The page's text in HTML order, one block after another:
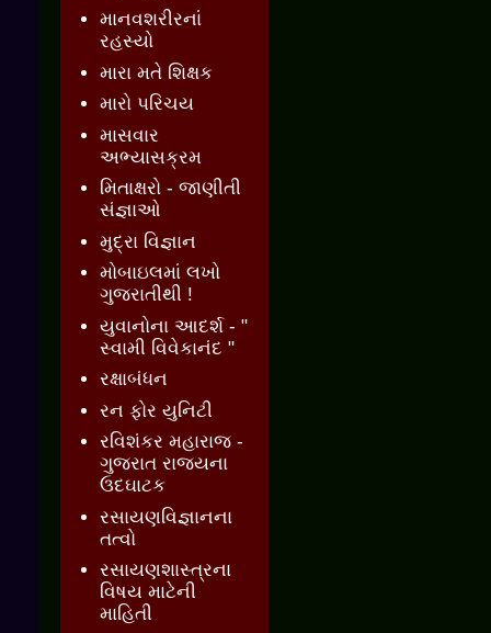
માનવશરીરનાં
રહસ્યો
મારા મતે શિક્ષક
મારો પરિચય
માસવાર
અભ્યાસક્રમ
મિતાક્ષરો - જાણીતી
સંજ્ઞાઓ
મુદ્રા વિજ્ઞાન
મોબાઇલમાં લખો
ગુજરાતીથી !
યુવાનોના આદર્શ - "
સ્વામી વિવેકાનંદ "
રક્ષાબંધન
રન ફોર યુનિટી
રવિશંકર મહારાજ -
ગુજરાત રાજ્યના
ઉદઘાટક
રસાયણવિજ્ઞાનના
તત્વો
રસાયણશાસ્ત્રના
વિષય માટેની
માહિતી